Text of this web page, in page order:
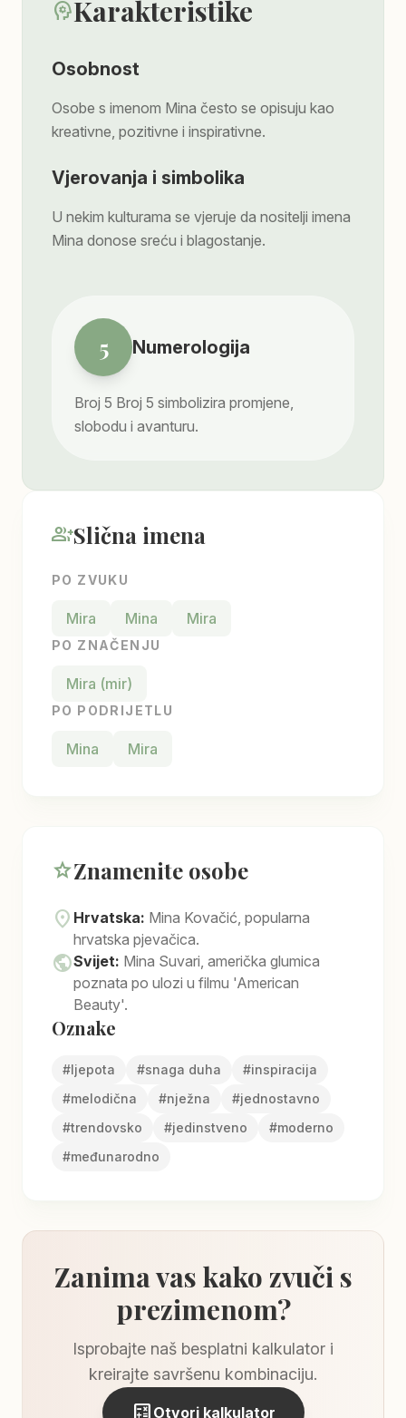
psychologyKarakteristike
Osobnost
Osobe s imenom Mina često se opisuju kao
kreativne, pozitivne i inspirativne.
Vjerovanja i simbolika
U nekim kulturama se vjeruje da nositelji imena
Mina donose sreću i blagostanje.
5 Numerologija
Broj 5 Broj 5 simbolizira promjene,
slobodu i avanturu.
group_addSlična imena
PO ZVUKU
Mira Mina Mira
PO ZNAČENJU
Mira (mir)
PO PODRIJETLU
Mina Mira
starZnamenite osobe
location_on Hrvatska: Mina Kovačić, popularna
hrvatska pjevačica.
publicSvijet: Mina Suvari, američka glumica
poznata po ulozi u filmu 'American
Beauty'.
Oznake
#ljepota #snaga duha #inspiracija
#melodična #nježna #jednostavno
#trendovsko #jedinstveno #moderno
#međunarodno
Zanima vas kako zvuči s
prezimenom?
Isprobajte naš besplatni kalkulator i
kreirajte savršenu kombinaciju.
calculate Otvori kalkulator